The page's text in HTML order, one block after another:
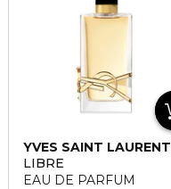
YVES SAINT LAURENT
LIBRE
EAU DE PARFUM